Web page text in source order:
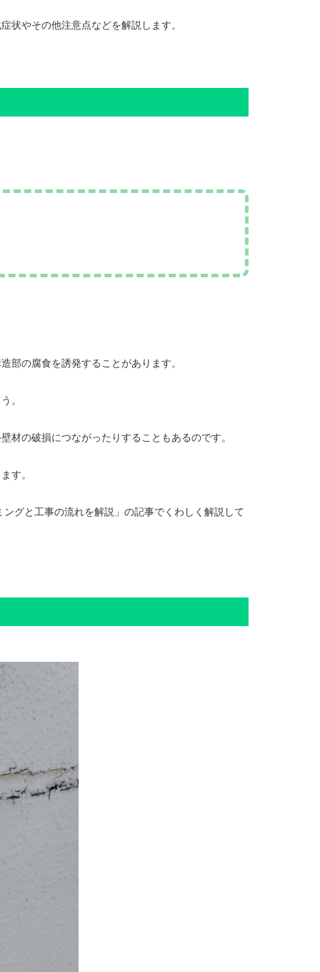
状やその他注意点などを解説します。
部の腐食を誘発することがあります。
。
材の破損につながったりすることもあるのです。
す。
グと工事の流れを解説」 の記事でくわしく解説して